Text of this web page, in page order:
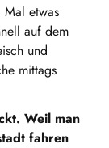
etwas
auf dem
und
mittags
Weil man
fahren